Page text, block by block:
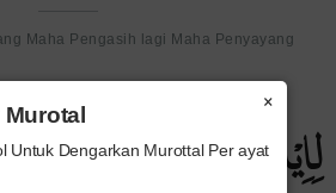
Maha Pengasih lagi Maha Penyayang
لِاِيْلٰفِ قُرَيْشٍۙ
×
Untuk Dengarkan Murottal Per ayat